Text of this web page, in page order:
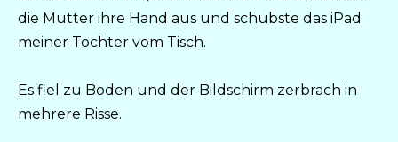
die Mutter ihre Hand aus und schubste das iPad
meiner Tochter vom Tisch.
Es fiel zu Boden und der Bildschirm zerbrach in
mehrere Risse.